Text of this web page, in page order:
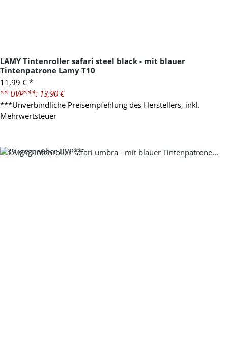
LAMY Tintenroller safari steel black - mit blauer
Tintenpatrone Lamy T10
11,99 € *
** UVP***: 13,90 €
***Unverbindliche Preisempfehlung des Herstellers, inkl.
Mehrwertsteuer
-13%gegenüber UVP**